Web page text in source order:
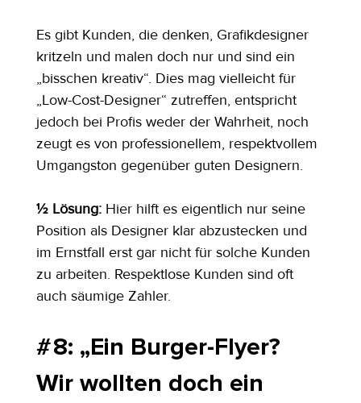
Es gibt Kunden, die denken, Grafikdesigner
kritzeln und malen doch nur und sind ein
„bisschen kreativ“. Dies mag vielleicht für
„Low-Cost-Designer“ zutreffen, entspricht
jedoch bei Profis weder der Wahrheit, noch
zeugt es von professionellem, respektvollem
Umgangston gegenüber guten Designern.
½ Lösung: Hier hilft es eigentlich nur seine
Position als Designer klar abzustecken und
im Ernstfall erst gar nicht für solche Kunden
zu arbeiten. Respektlose Kunden sind oft
auch säumige Zahler.
# 8: „Ein Burger-Flyer?
Wir wollten doch ein